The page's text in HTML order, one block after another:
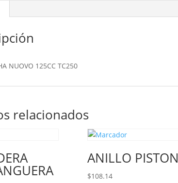
NUOVO 125CC TC250
relacionados
ANILLO PISTON
$108.14